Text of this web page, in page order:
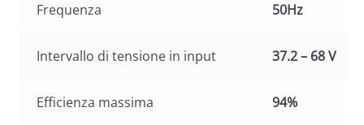
Frequenza 50Hz
Intervallo di tensione in input 37.2 – 68 V
Efficienza massima 94%